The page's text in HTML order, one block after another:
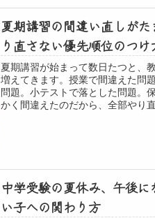
夏期講習の間違い直しが
り直さない優先順位のつけ
夏期講習が始まって数日たつと、
増えてきます。授業で間違えた問
問題。小テストで落とした問題。
かく間違えたのだから、全部やり
中学受験の夏休み、午後
い子への関わり方